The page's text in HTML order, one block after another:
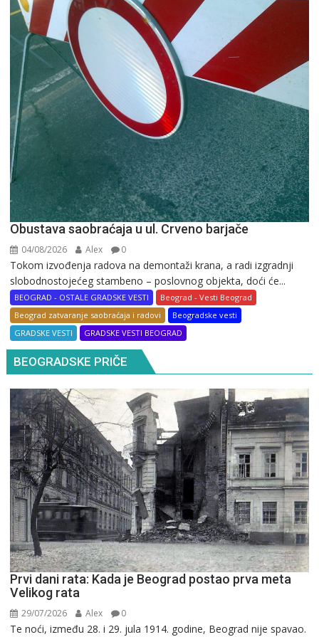
Obustava saobraćaja u ul. Crveno barjače
04/08/2026 Alex 0
Tokom izvođenja radova na demontaži krana, a radi izgradnji
slobodnostojećeg stambeno – poslovnog objekta, doći će...
BEOGRAD - OSTALE GRADSKE VESTI
Beograd - Vesti Beograd
Beograd zatvaranje saobraćaja i radovi
Beogradske vesti
GRADSKE VESTI
GRADSKE VESTI BEOGRAD
BEOGRADSKE PRIČE
Prvi dani rata: Kada je Beograd postao prva meta
Velikog rata
29/07/2026 Alex 0
Te noći, između 28. i 29. jula 1914. godine, Beograd nije spavao.